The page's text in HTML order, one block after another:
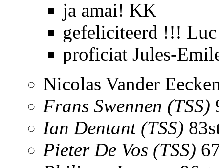
ja amai! KK
gefeliciteerd !!! Luc
proficiat Jules-
Nicolas Vander
Frans Swennen (TSS)
Ian Dentant (TSS)
Pieter De Vos (TSS)